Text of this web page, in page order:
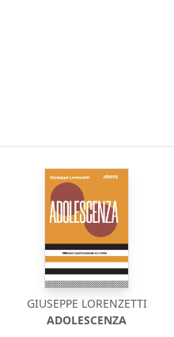
GIUSEPPE LORENZETTI
ADOLESCENZA